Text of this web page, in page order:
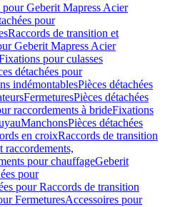
pour Geberit Mapress Acier
pour
Raccords de transition et
Geberit Mapress Acier
pour culasses
détachées pour
indémontablesPièces détachées
FermeturesPièces détachées
raccordements à brideFixations
ManchonsPièces détachées
en croixRaccords de transition
raccordements,
pour chauffageGeberit
pour
pour Raccords de transition
FermeturesAccessoires pour